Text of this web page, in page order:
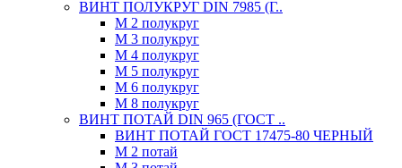
ВИНТ ПОЛУКРУГ DIN 7985 (Г..
М 2 полукруг
М 3 полукруг
М 4 полукруг
М 5 полукруг
М 6 полукруг
М 8 полукруг
ВИНТ ПОТАЙ DIN 965 (ГОСТ ..
ВИНТ ПОТАЙ ГОСТ 17475-80 ЧЕРНЫЙ
М 2 потай